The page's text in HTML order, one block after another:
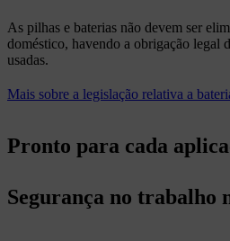
As pilhas e baterias não devem ser
doméstico, havendo a obrigação legal
usadas.
Mais sobre a legislação relativa a
Pronto para cada
Segurança no trabalho